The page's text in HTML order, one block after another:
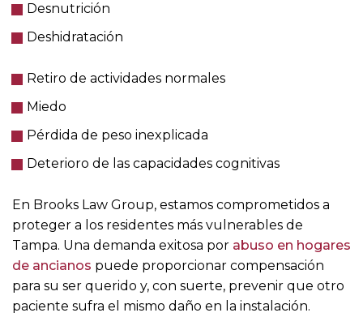
Desnutrición
Deshidratación
Retiro de actividades normales
Miedo
Pérdida de peso inexplicada
Deterioro de las capacidades cognitivas
En Brooks Law Group, estamos comprometidos a
proteger a los residentes más vulnerables de
Tampa. Una demanda exitosa por abuso en hogares
de ancianos puede proporcionar compensación
para su ser querido y, con suerte, prevenir que otro
paciente sufra el mismo daño en la instalación.